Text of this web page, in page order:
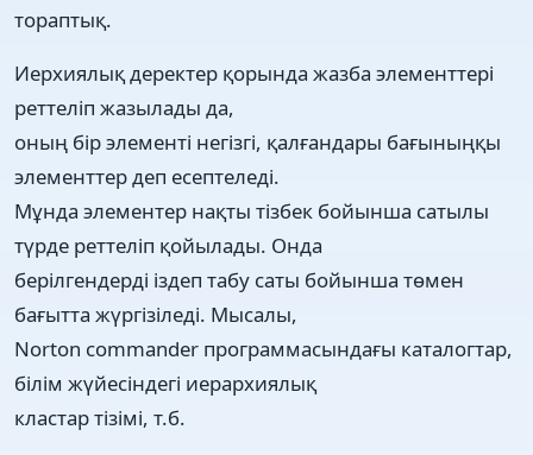
тораптық.
Иерхиялық деректер қорында жазба элементтері
реттеліп жазылады да,
оның бір элементі негізгі, қалғандары бағыныңқы
элементтер деп есептеледі.
Мұнда элементер нақты тізбек бойынша сатылы
түрде реттеліп қойылады. Онда
берілгендерді іздеп табу саты бойынша төмен
бағытта жүргізіледі. Мысалы,
Norton commander программасындағы каталогтар,
білім жүйесіндегі иерархиялық
кластар тізімі, т.б.